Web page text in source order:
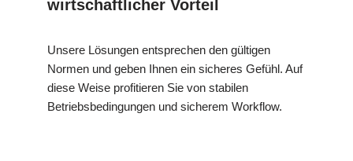
wirtschaftlicher Vorteil
Unsere Lösungen entsprechen den gültigen
Normen und geben Ihnen ein sicheres Gefühl. Auf
diese Weise profitieren Sie von stabilen
Betriebsbedingungen und sicherem Workflow.